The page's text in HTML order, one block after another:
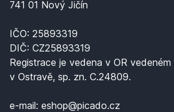
741 01 Nový Jičín
IČO: 25893319
DIČ: CZ25893319
Registrace je vedena v OR
v Ostravě, sp. zn. C.24809.
e-mail: eshop@picado.cz